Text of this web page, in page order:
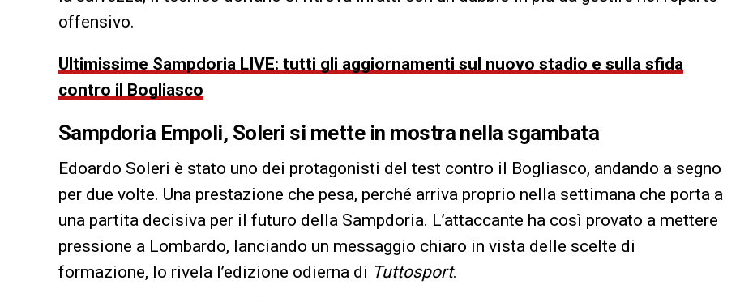
offensivo.
Ultimissime Sampdoria LIVE: tutti gli aggiornamenti sul nuovo stadio e sulla sfida
contro il Bogliasco
Sampdoria Empoli, Soleri si mette in mostra nella sgambata
Edoardo Soleri è stato uno dei protagonisti del test contro il Bogliasco, andando a segno
per due volte. Una prestazione che pesa, perché arriva proprio nella settimana che porta a
una partita decisiva per il futuro della Sampdoria. L’attaccante ha così provato a mettere
pressione a Lombardo, lanciando un messaggio chiaro in vista delle scelte di
formazione, lo rivela l’edizione odierna di Tuttosport.